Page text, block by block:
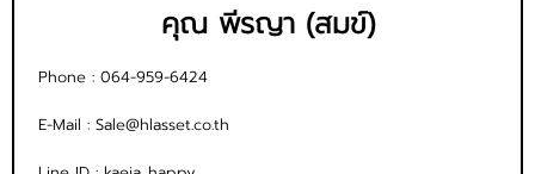
คุณ พีรญา (สมข์)
Phone : 064-959-6424
E-Mail : Sale@hlasset.co.th